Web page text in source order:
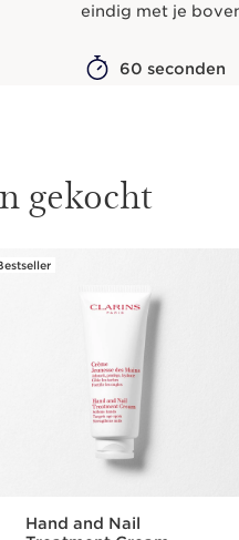
eindig met je
60 seconden
gekocht
Hand and Nail